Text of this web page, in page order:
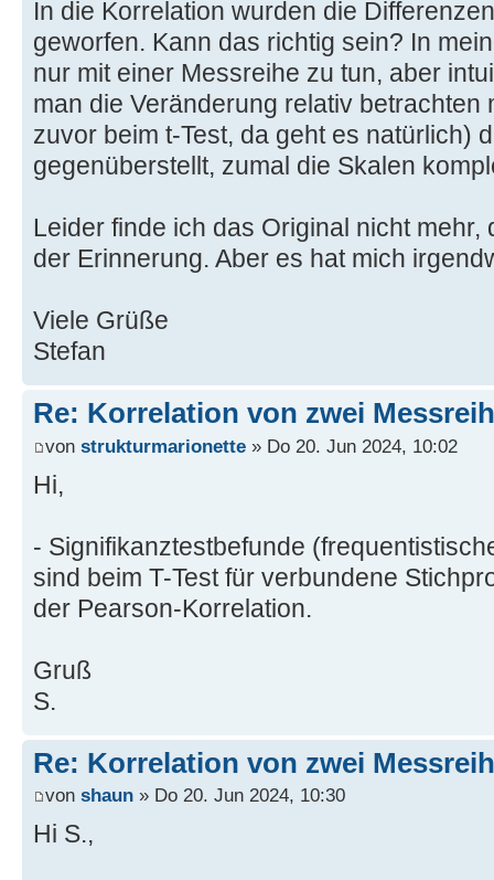
In die Korrelation wurden die
geworfen. Kann das richtig sein? In
nur mit einer Messreihe zu tun, aber
man die Veränderung relativ betrachten
zuvor beim t-Test, da geht es natürlich)
gegenüberstellt, zumal die Skalen
Leider finde ich das Original nicht
der Erinnerung. Aber es hat mich
Viele Grüße
Stefan
Re: Korrelation von zwei
von strukturmarionette » Do 20. Jun 2024, 10:02
Hi,
- Signifikanztestbefunde
sind beim T-Test für verbundene
der Pearson-Korrelation.
Gruß
S.
Re: Korrelation von zwei
von shaun » Do 20. Jun 2024, 10:30
Hi S.,